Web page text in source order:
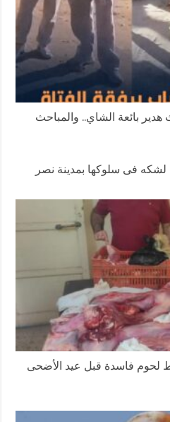
بائعة الشاي.. والمباحث
فى سلوكها بمدينة نصر
فاسدة قبل عيد الأضحى